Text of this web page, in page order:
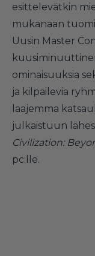
esittelevätkin
mukanaan
Uusin Master
ominaisuuksia
ja kilpailevia
laajemma
julkaistuun
Civilization:
pc:lle.